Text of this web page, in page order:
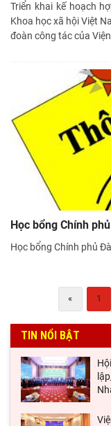
Triển khai kế hoạch
Khoa học xã hội Việt
đoàn công tác của
Học bổng Chính
Học bổng Chính phủ
« 1
TIN NỔI BẬT